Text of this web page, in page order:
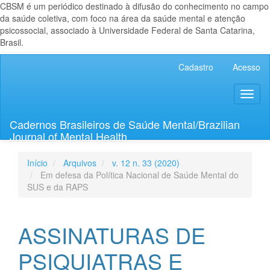
CBSM é um periódico destinado à difusão do conhecimento no campo
da saúde coletiva, com foco na área da saúde mental e atenção
psicossocial, associado à Universidade Federal de Santa Catarina,
Brasil.
Lateral
Cadastro Acesso
Cadernos Brasileiros de Saúde Mental/Brazilian
Journal of Mental Health
Início Arquivos
v. 12 n. 33 (2020)
Em defesa da Política Nacional de Saúde Mental do
SUS e da RAPS
ASSINATURAS DE
PSIQUIATRAS E